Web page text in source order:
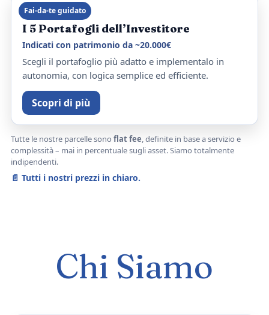
Fai‑da‑te guidato
I 5 Portafogli dell’Investitore
Indicati con patrimonio da ~20.000€
Scegli il portafoglio più adatto e implementalo in
autonomia, con logica semplice ed efficiente.
Scopri di più
Tutte le nostre parcelle sono flat fee, definite in base a servizio e
complessità – mai in percentuale sugli asset. Siamo totalmente
indipendenti.
📄 Tutti i nostri prezzi in chiaro.
Chi Siamo